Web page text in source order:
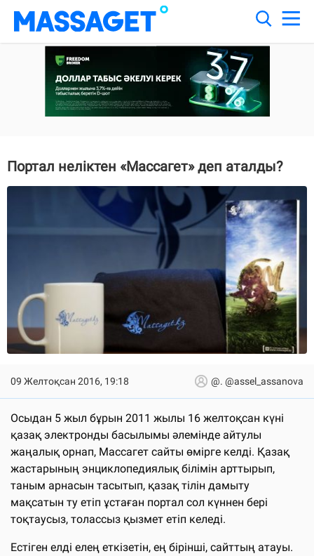
Портал неліктен «Массагет» деп аталды?
09 Желтоқсан 2016, 19:18 @. @assel_assanova
Осыдан 5 жыл бұрын 2011 жылы 16 желтоқсан күні
қазақ электронды басылымы әлемінде айтулы
жаңалық орнап, Массагет сайты өмірге келді. Қазақ
жастарының энциклопедиялық білімін арттырып,
таным арнасын тасытып, қазақ тілін дамыту
мақсатын ту етіп ұстаған портал сол күннен бері
тоқтаусыз, толассыз қызмет етіп келеді.
Естіген елді елең еткізетін, ең бірінші, сайттың атауы.